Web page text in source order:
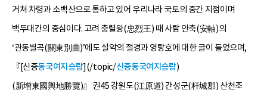
거쳐 차령과 소백산으로 통하고 있어 우리나라 국토의 중간 지점이며
백두대간의 중심이다. 고려 충렬왕(忠烈王) 때 사람 안축(安軸)의
‘관동별곡(關東別曲)’에도 설악의 절경과 영랑호에 대한 글이 들었으며,
『[신증동국여지승람](/topic/신증동국여지승람)
(新增東國輿地勝覽)』 권45 강원도(江原道) 간성군(杆城郡) 산천조